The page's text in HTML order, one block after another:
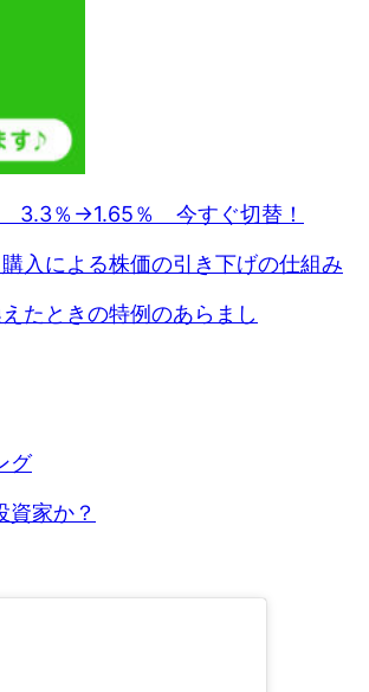
3.3％→1.65％ 今すぐ切替！
入による株価の引き下げの仕組み
たときの特例のあらまし
グ
家か？